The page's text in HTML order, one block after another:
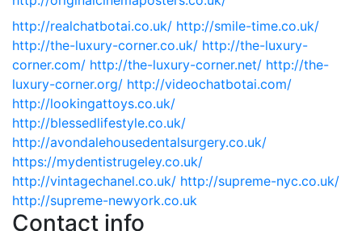
http://realchatbotai.co.uk/ http://smile-time.co.uk/
http://the-luxury-corner.co.uk/ http://the-luxury-
corner.com/ http://the-luxury-corner.net/ http://the-
luxury-corner.org/ http://videochatbotai.com/
http://lookingattoys.co.uk/
http://blessedlifestyle.co.uk/
http://avondalehousedentalsurgery.co.uk/
https://mydentistrugeley.co.uk/
http://vintagechanel.co.uk/ http://supreme-nyc.co.uk/
http://supreme-newyork.co.uk
Contact info